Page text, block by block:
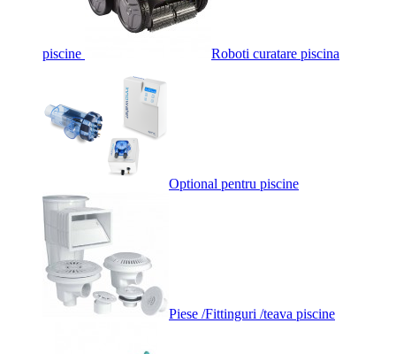
piscine Roboti curatare piscina
Optional pentru piscine
Piese /Fittinguri /teava piscine